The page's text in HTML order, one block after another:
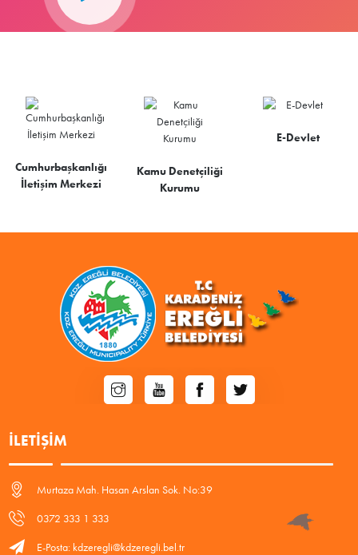
Cumhurbaşkanlığı
İletişim Merkezi
Kamu Denetçiliği
Kurumu
E-Devlet
İLETIŞIM
Murtaza Mah. Hasan Arslan Sok. No:39
0372 333 1 333
E-Posta: kdzeregli@kdzeregli.bel.tr